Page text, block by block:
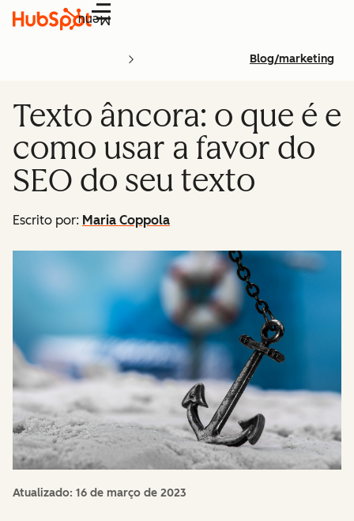
Menu
Blog/marketing
Texto âncora: o que é e
como usar a favor do
SEO do seu texto
Escrito por: Maria Coppola
Atualizado: 16 de março de 2023